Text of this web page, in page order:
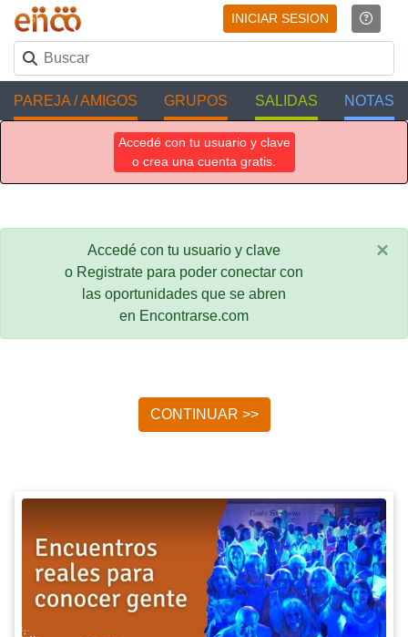
INICIAR SESION
PAREJA / AMIGOS GRUPOS SALIDAS NOTAS
Accedé con tu usuario y clave
o crea una cuenta gratis.
Accedé con tu usuario y clave
o Registrate para poder conectar con
las oportunidades que se abren
en Encontrarse.com
×
CONTINUAR >>